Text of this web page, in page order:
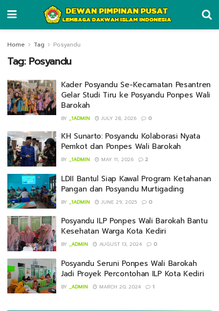
Home Tag Posyandu
Tag: Posyandu
Kader Posyandu Se-Kecamatan Pesantren
Gelar Studi Tiru ke Posyandu Ponpes Wali
Barokah
BY _1ADMIN JULY 28, 2026 0
KH Sunarto: Posyandu Kolaborasi Nyata
Pemkot dan Ponpes Wali Barokah
BY _1ADMIN MAY 11, 2026 2
LDII Bantul Siap Kawal Program Ketahanan
Pangan dan Posyandu Murtigading
BY _1ADMIN JUNE 29, 2025 0
Posyandu ILP Ponpes Wali Barokah Bantu
Kesehatan Warga Kota Kediri
BY _ADMIN AUGUST 13, 2024 0
Posyandu Seruni Ponpes Wali Barokah
Jadi Proyek Percontohan ILP Kota Kediri
BY _ADMIN MARCH 20, 2024 1